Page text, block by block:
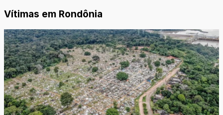
Vítimas em Rondônia